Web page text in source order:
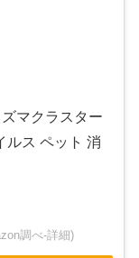
マクラスター
ルス ペット 消
調べ-詳細)